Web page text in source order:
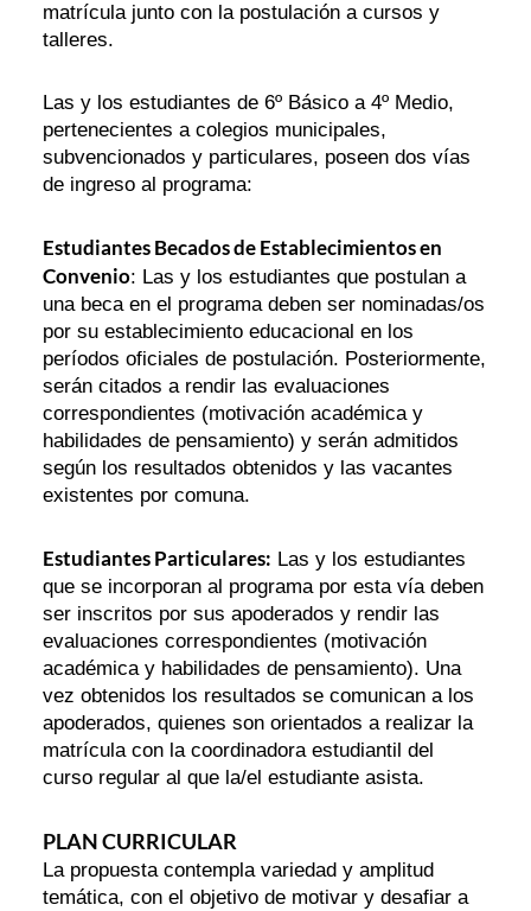
matrícula junto con la postulación a cursos y
talleres.
Las y los estudiantes de 6º Básico a 4º Medio,
pertenecientes a colegios municipales,
subvencionados y particulares, poseen dos vías
de ingreso al programa:
Estudiantes Becados de Establecimientos en
Convenio: Las y los estudiantes que postulan a
una beca en el programa deben ser nominadas/os
por su establecimiento educacional en los
períodos oficiales de postulación. Posteriormente,
serán citados a rendir las evaluaciones
correspondientes (motivación académica y
habilidades de pensamiento) y serán admitidos
según los resultados obtenidos y las vacantes
existentes por comuna.
Estudiantes Particulares: Las y los estudiantes
que se incorporan al programa por esta vía deben
ser inscritos por sus apoderados y rendir las
evaluaciones correspondientes (motivación
académica y habilidades de pensamiento). Una
vez obtenidos los resultados se comunican a los
apoderados, quienes son orientados a realizar la
matrícula con la coordinadora estudiantil del
curso regular al que la/el estudiante asista.
PLAN CURRICULAR
La propuesta contempla variedad y amplitud
temática, con el objetivo de motivar y desafiar a